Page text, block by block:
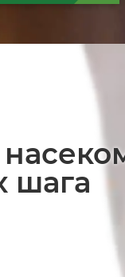
шага